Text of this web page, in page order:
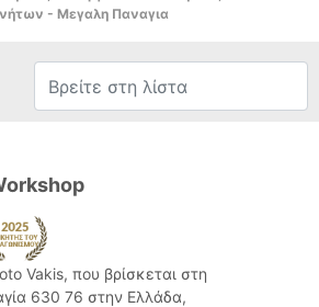
- Μεγαλη Παναγια
Vakis, που βρίσκεται στη
630 76 στην Ελλάδα,